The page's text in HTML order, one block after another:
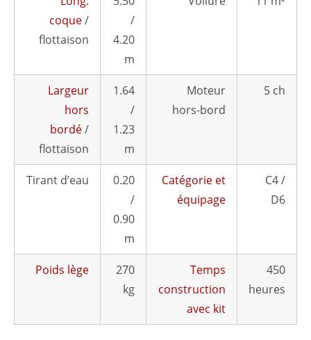
coque/
flottaison
/
4.20
m
Largeur
hors
bordé/
flottaison
1.64
/
1.23
m
Moteur
hors-bord
5 ch
Tirant d’eau
0.20
/
0.90
m
Catégorie et
équipage
C4 /
D6
Poids lège
270
kg
Temps
construction
avec kit
450
heures